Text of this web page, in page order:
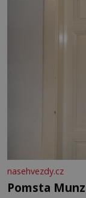
nasehvezdy.cz
Pomsta